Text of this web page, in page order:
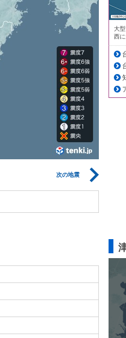
次の地震
大
西